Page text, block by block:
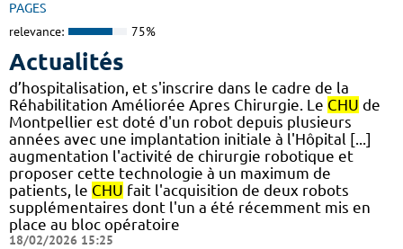
PAGES
relevance: 75%
Actualités
d’hospitalisation, et s'inscrire dans le cadre de la
Réhabilitation Améliorée Apres Chirurgie. Le CHU de
Montpellier est doté d'un robot depuis plusieurs
années avec une implantation initiale à l'Hôpital [...]
augmentation l'activité de chirurgie robotique et
proposer cette technologie à un maximum de
patients, le CHU fait l'acquisition de deux robots
supplémentaires dont l'un a été récemment mis en
place au bloc opératoire
18/02/2026 15:25